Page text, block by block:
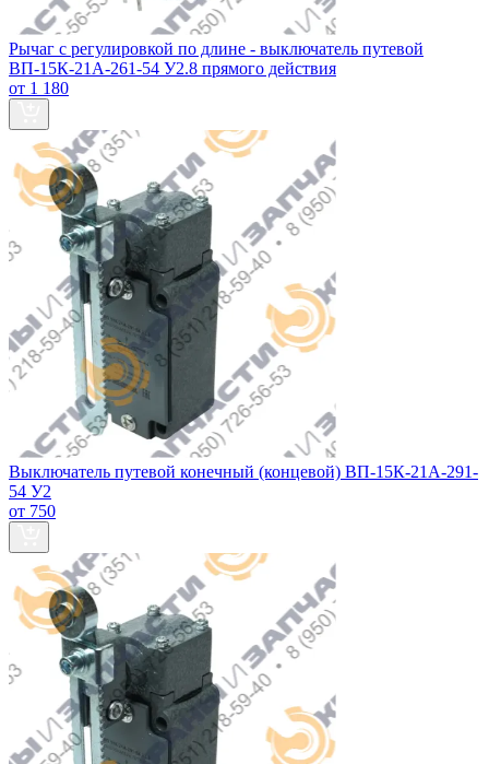
Рычаг с регулировкой по длине - выключатель путевой
ВП-15К-21А-261-54 У2.8 прямого действия
от 1 180
Выключатель путевой конечный (концевой) ВП-15К-21А-291-
54 У2
от 750